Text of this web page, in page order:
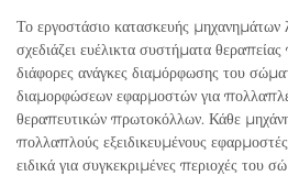
Το εργοστάσιο κατασκευής
σχεδιάζει ευέλικτα συστήματα
διάφορες ανάγκες διαμόρφωσης του
διαμορφώσεων εφαρμοστών για
θεραπευτικών πρωτοκόλλων. Κάθε
πολλαπλούς εξειδικευμένους
ειδικά για συγκεκριμένες περιοχές του